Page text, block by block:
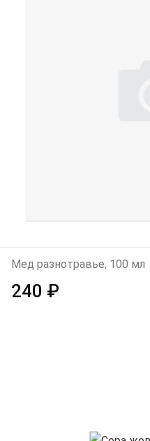
Мед разнотравье, 100 мл
240 ₽